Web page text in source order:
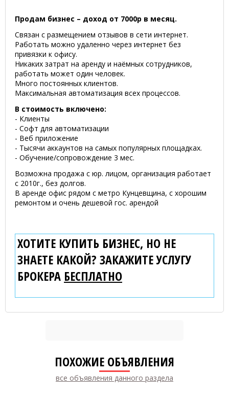
Продам бизнес – доход от 7000р в месяц.
Связан с размещением отзывов в сети интернет.
Работать можно удаленно через интернет без
привязки к офису.
Никаких затрат на аренду и наёмных сотрудников,
работать может один человек.
Много постоянных клиентов.
Максимальная автоматизация всех процессов.
В стоимость включено:
- Клиенты
- Софт для автоматизации
- Веб приложение
- Тысячи аккаунтов на самых популярных площадках.
- Обучение/сопровождение 3 мес.
Возможна продажа с юр. лицом, организация работает
с 2010г., без долгов.
В аренде офис рядом с метро Кунцевщина, с хорошим
ремонтом и очень дешевой гос. арендой
ХОТИТЕ КУПИТЬ БИЗНЕС, НО НЕ
ЗНАЕТЕ КАКОЙ? ЗАКАЖИТЕ УСЛУГУ
БРОКЕРА БЕСПЛАТНО
ПОХОЖИЕ ОБЪЯВЛЕНИЯ
все объявления данного раздела